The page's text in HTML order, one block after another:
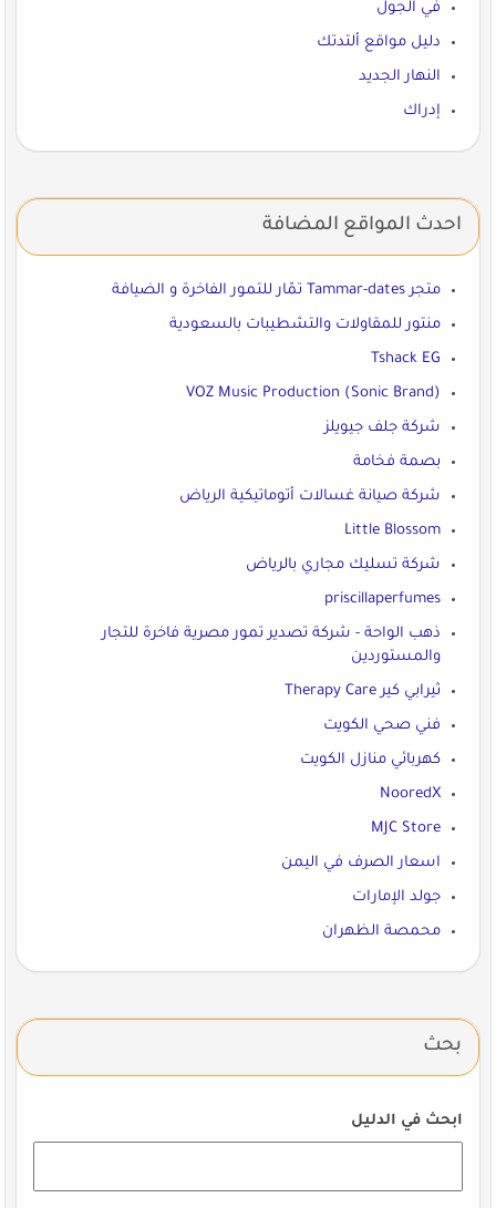
في الجول
دليل مواقع ألتدتك
النهار الجديد
إدراك
احدث المواقع المضافة
متجر Tammar-dates تمّار للتمور الفاخرة و الضيافة
منتور للمقاولات والتشطيبات بالسعودية
Tshack EG
VOZ Music Production (Sonic Brand)
شركة جلف جيويلز
بصمة فخامة
شركة صيانة غسالات أتوماتيكية الرياض
Little Blossom
شركة تسليك مجاري بالرياض
priscillaperfumes
ذهب الواحة - شركة تصدير تمور مصرية فاخرة للتجار
والمستوردين
ثيرابي كير Therapy Care
فني صحي الكويت
كهربائي منازل الكويت
NooredX
MJC Store
اسعار الصرف في اليمن
جولد الإمارات
محمصة الظهران
بحث
ابحث في الدليل